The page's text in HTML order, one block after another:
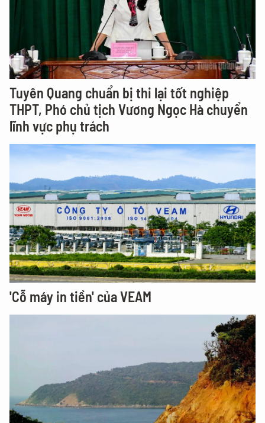
Tuyên Quang chuẩn bị thi lại tốt nghiệp
THPT, Phó chủ tịch Vương Ngọc Hà chuyển
lĩnh vực phụ trách
'Cỗ máy in tiền' của VEAM